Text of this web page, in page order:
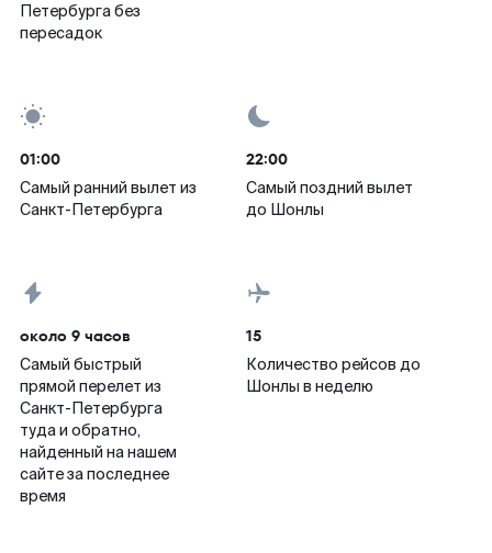
Петербурга без
пересадок
01:00
Самый ранний вылет из
Санкт-Петербурга
22:00
Самый поздний вылет
до Шонлы
около 9 часов
Самый быстрый
прямой перелет из
Санкт-Петербурга
туда и обратно,
найденный на нашем
сайте за последнее
время
15
Количество рейсов до
Шонлы в неделю